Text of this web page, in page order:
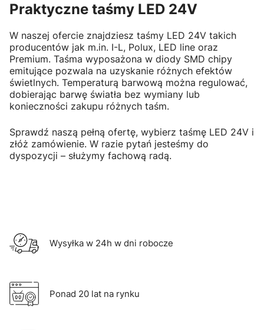
Praktyczne taśmy LED 24V
W naszej ofercie znajdziesz taśmy LED 24V takich
producentów jak m.in. I-L, Polux, LED line oraz
Premium. Taśma wyposażona w diody SMD chipy
emitujące pozwala na uzyskanie różnych efektów
świetlnych. Temperaturą barwową można regulować,
dobierając barwę światła bez wymiany lub
konieczności zakupu różnych taśm.
Sprawdź naszą pełną ofertę, wybierz taśmę LED 24V i
złóż zamówienie. W razie pytań jesteśmy do
dyspozycji – służymy fachową radą.
Wysyłka w 24h w dni robocze
Ponad 20 lat na rynku